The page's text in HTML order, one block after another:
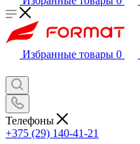
Избранные товары 0
Телефоны
+375 (29) 140-41-21